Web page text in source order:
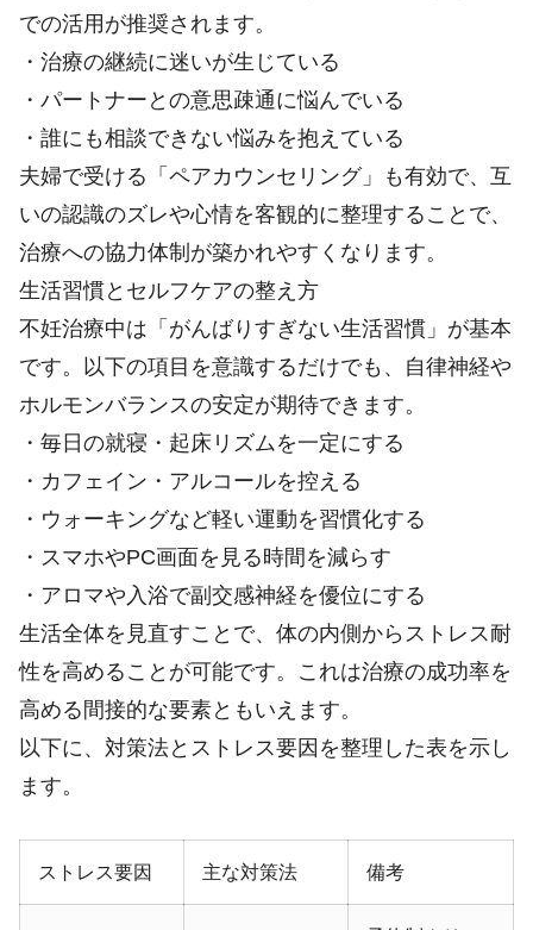
での活用が推奨されます。
・治療の継続に迷いが生じている
・パートナーとの意思疎通に悩んでいる
・誰にも相談できない悩みを抱えている
夫婦で受ける「ペアカウンセリング」も有効で、互
いの認識のズレや心情を客観的に整理することで、
治療への協力体制が築かれやすくなります。
生活習慣とセルフケアの整え方
不妊治療中は「がんばりすぎない生活習慣」が基本
です。以下の項目を意識するだけでも、自律神経や
ホルモンバランスの安定が期待できます。
・毎日の就寝・起床リズムを一定にする
・カフェイン・アルコールを控える
・ウォーキングなど軽い運動を習慣化する
・スマホやPC画面を見る時間を減らす
・アロマや入浴で副交感神経を優位にする
生活全体を見直すことで、体の内側からストレス耐
性を高めることが可能です。これは治療の成功率を
高める間接的な要素ともいえます。
以下に、対策法とストレス要因を整理した表を示し
ます。
ストレス要因 主な対策法 備考